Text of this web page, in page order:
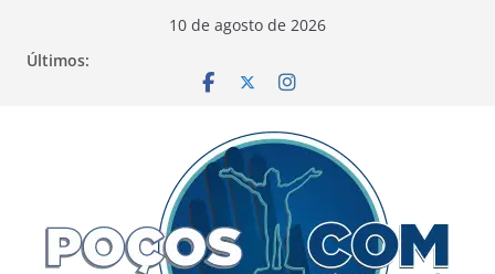
10 de agosto de 2026
Últimos: